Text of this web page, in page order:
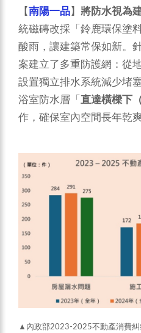
【南陽一品】 將防水視為
統磁磚改採「鈴鹿環保塗
酸雨，讓建築常保如新。
案建立了多重防護網：從
設置獨立排水系統減少堵
浴室防水層「 直達橫樑下
作，確保室內空間長年乾爽
▲內政部2023-2025不動產消費糾